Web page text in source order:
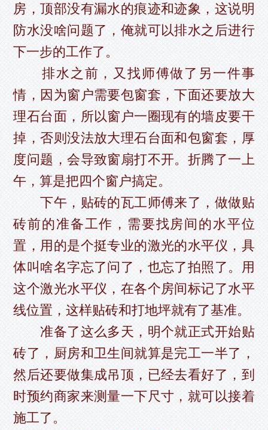
房，顶部没有漏水的痕迹和迹象，这说明
防水没啥问题了，俺就可以排水之后进行
下一步的工作了。
排水之前，又找师傅做了另一件事
情，因为窗户需要包窗套，下面还要放大
理石台面，所以窗户一圈现有的墙皮要干
掉，否则没法放大理石台面和包窗套，厚
度问题，会导致窗扇打不开。折腾了一上
午，算是把四个窗户搞定。
下午，贴砖的瓦工师傅来了，做做贴
砖前的准备工作，需要找房间的水平位
置，用的是个挺专业的激光的水平仪，具
体叫啥名字忘了问了，也忘了拍照了。用
这个激光水平仪，在各个房间标记了水平
线位置，这样贴砖和打地坪就有了基准。
准备了这么多天，明个就正式开始贴
砖了，厨房和卫生间就算是完工一半了，
然后还要做集成吊顶，已经去看好了，到
时预约商家来测量一下尺寸，就可以接着
施工了。